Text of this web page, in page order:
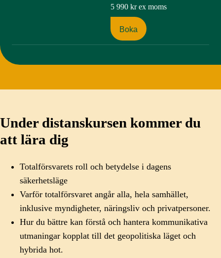
5 990 kr ex moms
Boka
Under distanskursen kommer du
att lära dig
Totalförsvarets roll och betydelse i dagens
säkerhetsläge
Varför totalförsvaret angår alla, hela samhället,
inklusive myndigheter, näringsliv och privatpersoner.
Hur du bättre kan förstå och hantera kommunikativa
utmaningar kopplat till det geopolitiska läget och
hybrida hot.